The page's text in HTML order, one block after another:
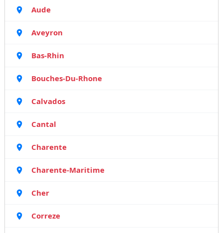
Aude
Aveyron
Bas-Rhin
Bouches-Du-Rhone
Calvados
Cantal
Charente
Charente-Maritime
Cher
Correze